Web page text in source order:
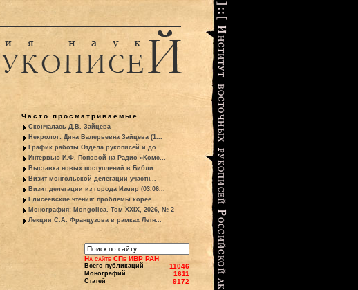
Часто просматриваемые
Скончалась Д.В. Зайцева
Некролог: Дина Валерьевна Зайцева (1...
График работы Отдела рукописей и до...
Интервью И.Ф. Поповой на Радио «Комс...
Выставка новых поступлений в Библи...
Визит монгольской делегации участн...
Визит делегации из города Измир (03.06...
Елисеевские чтения: проблемы корее...
Монография: Mongolica. Том XXIX, 2026, № 2
Лекции С.А. Французова в рамках Летн...
На сайте СПб ИВР РАН
Всего публикаций 11046
Монографий 1611
Статей 9172